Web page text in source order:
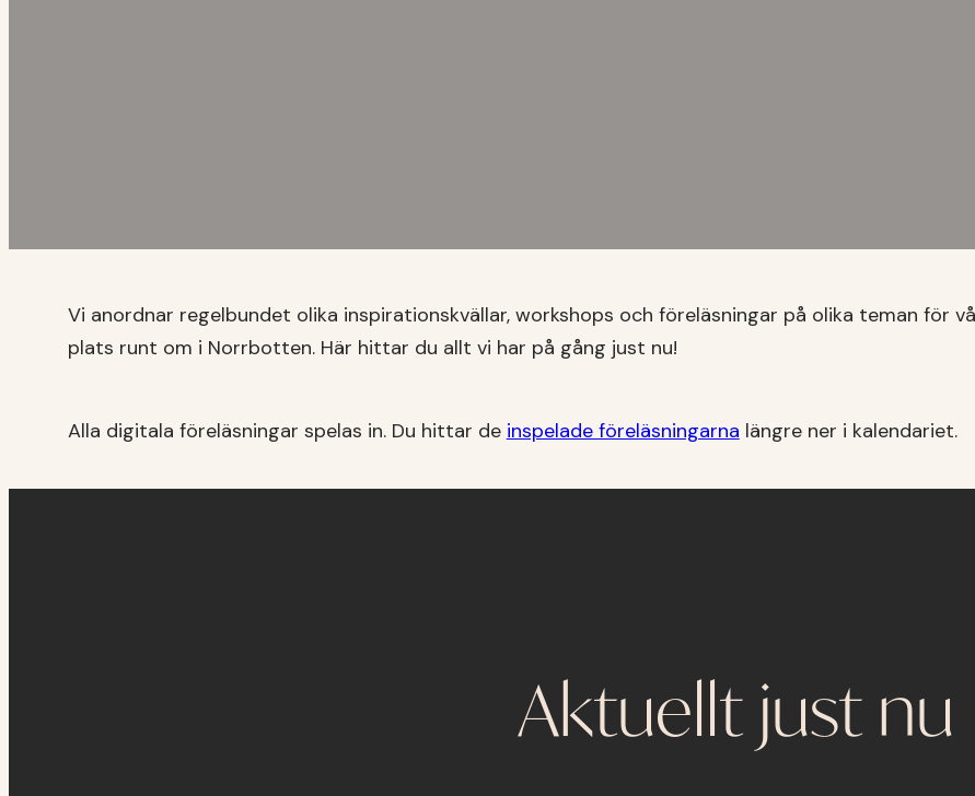
Vi anordnar regelbundet olika inspirationskvällar, workshops och föreläsningar på olika teman för
plats runt om i Norrbotten. Här hittar du allt vi har på gång just nu!
Alla digitala föreläsningar spelas in. Du hittar de inspelade föreläsningarna längre ner i kalendariet.
Aktuellt just nu